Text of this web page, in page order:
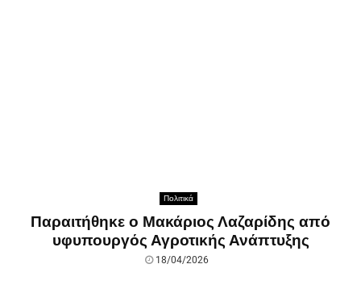
Πολιτικά
Παραιτήθηκε ο Μακάριος Λαζαρίδης από
υφυπουργός Αγροτικής Ανάπτυξης
18/04/2026